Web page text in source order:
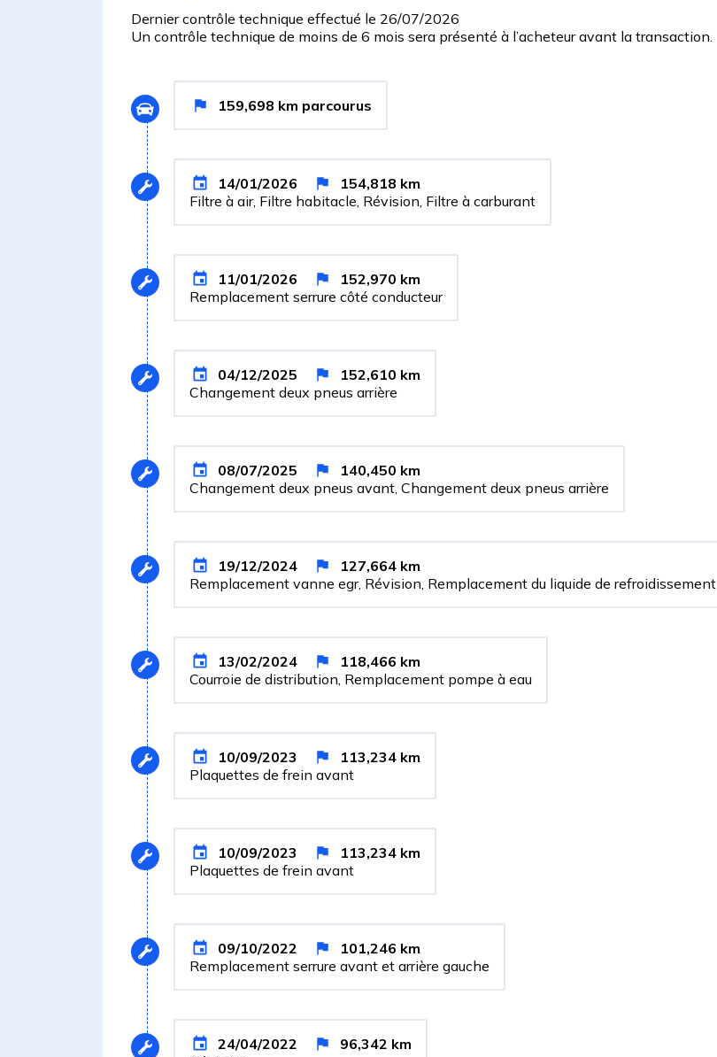
Dernier contrôle technique effectué le 26/07/2026
Un contrôle technique de moins de 6 mois sera présenté à l’acheteur avant la transaction.
159,698 km parcourus
14/01/2026 154,818 km
Filtre à air, Filtre habitacle, Révision, Filtre à carburant
11/01/2026 152,970 km
Remplacement serrure côté conducteur
04/12/2025 152,610 km
Changement deux pneus arrière
08/07/2025 140,450 km
Changement deux pneus avant, Changement deux pneus arrière
19/12/2024 127,664 km
Remplacement vanne egr, Révision, Remplacement du liquide de refroidissement
13/02/2024 118,466 km
Courroie de distribution, Remplacement pompe à eau
10/09/2023 113,234 km
Plaquettes de frein avant
10/09/2023 113,234 km
Plaquettes de frein avant
09/10/2022 101,246 km
Remplacement serrure avant et arrière gauche
24/04/2022 96,342 km